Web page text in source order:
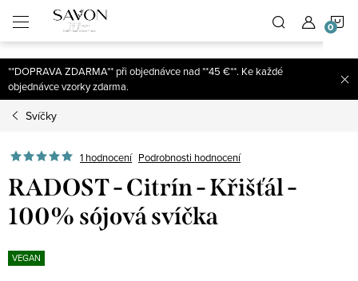
Přejít
na
obsah
**DOPRAVA ZDARMA** při objednávce nad **45 €**. Ke každé
objednávce vzorky zdarma.
Svíčky
1 hodnocení Podrobnosti hodnocení
RADOST - Citrín - Křišťál -
100% sójová svíčka
VEGAN